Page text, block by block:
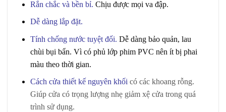
Rắn chắc và bền bỉ. Chịu được mọi va đập.
Dễ dàng lắp đặt.
Tính chống nước tuyệt đối. Dễ dàng bảo quản, lau
chùi bụi bẩn. Vì có phủ lớp phim PVC nên ít bị phai
màu theo thời gian.
Cách cửa thiết kế nguyên khối có các khoang rỗng.
Giúp cửa có trọng lượng nhẹ giảm xệ cửa trong quá
trình sử dụng.